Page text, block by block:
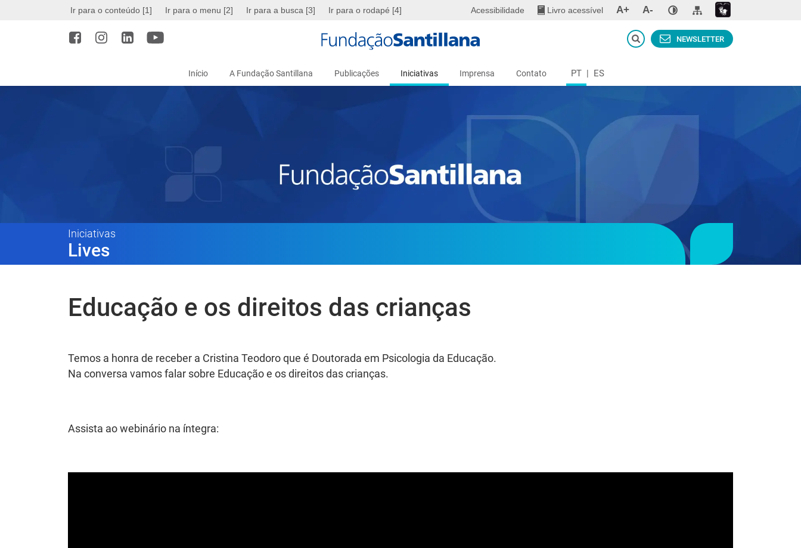
Ir para o conteúdo [1] Ir para o menu [2] Ir para a busca [3] Ir para o rodapé [4] Acessibilidade Livro acessível A+ A-
Início A Fundação Santillana Publicações Iniciativas Imprensa Contato PT | ES
NEWSLETTER
Iniciativas
Lives
Educação e os direitos das crianças
Temos a honra de receber a Cristina Teodoro que é Doutorada em Psicologia da Educação.
Na conversa vamos falar sobre Educação e os direitos das crianças.
Assista ao webinário na íntegra: